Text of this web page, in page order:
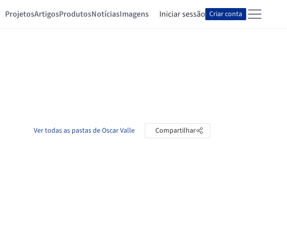
ProjetosArtigosProdutosNotíciasImagens Iniciar sessão Criar conta
Ver todas as pastas de Oscar Valle Compartilhar